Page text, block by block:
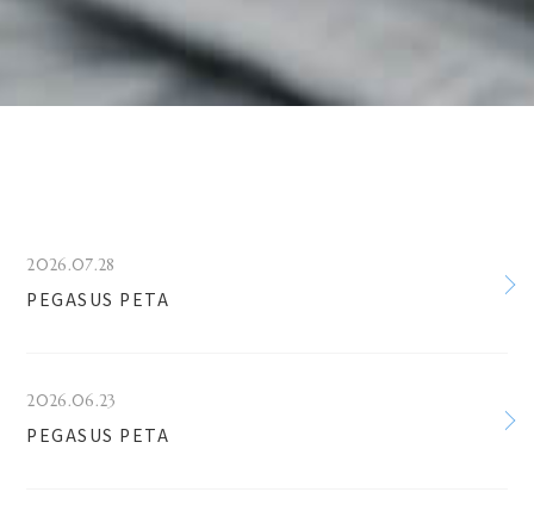
2026.07.28
PEGASUS PETA
2026.06.23
PEGASUS PETA